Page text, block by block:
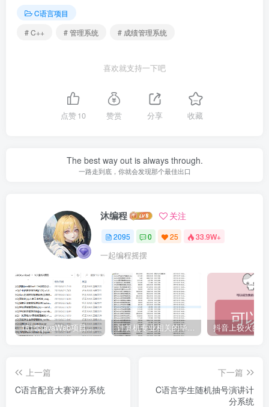
C语言项目
# C++
# 管理系统 # 成绩管理系统
喜欢就支持一下吧
点赞10 赞赏 分享 收藏
The best way out is always through.
一路走到底，你就会发现那个最佳出口
沐编程 关注
2095 0 25 33.9W+
一起编程摇摆
161套javaWeb项目源码免费分享
上一篇
C语言配音大赛评分系统
下一篇
C语言学生随机抽号演讲计
分系统